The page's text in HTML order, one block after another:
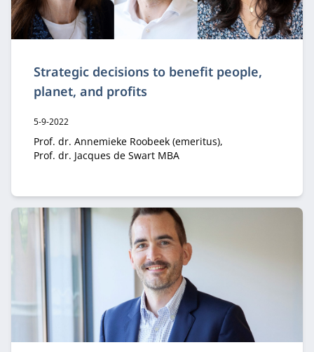
Strategic decisions to benefit people,
planet, and profits
Publicatiedatum:
5-9-2022
Auteur:
Prof. dr. Annemieke Roobeek (emeritus)
Prof. dr. Jacques de Swart MBA